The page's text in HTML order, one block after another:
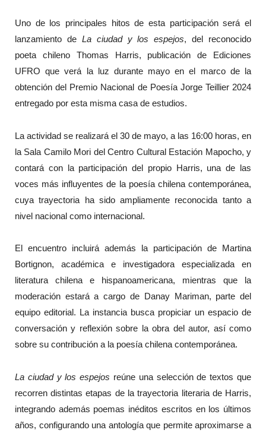
Uno de los principales hitos de esta participación será el
lanzamiento de La ciudad y los espejos, del reconocido
poeta chileno Thomas Harris, publicación de Ediciones
UFRO que verá la luz durante mayo en el marco de la
obtención del Premio Nacional de Poesía Jorge Teillier 2024
entregado por esta misma casa de estudios.
La actividad se realizará el 30 de mayo, a las 16:00 horas, en
la Sala Camilo Mori del Centro Cultural Estación Mapocho, y
contará con la participación del propio Harris, una de las
voces más influyentes de la poesía chilena contemporánea,
cuya trayectoria ha sido ampliamente reconocida tanto a
nivel nacional como internacional.
El encuentro incluirá además la participación de Martina
Bortignon, académica e investigadora especializada en
literatura chilena e hispanoamericana, mientras que la
moderación estará a cargo de Danay Mariman, parte del
equipo editorial. La instancia busca propiciar un espacio de
conversación y reflexión sobre la obra del autor, así como
sobre su contribución a la poesía chilena contemporánea.
La ciudad y los espejos reúne una selección de textos que
recorren distintas etapas de la trayectoria literaria de Harris,
integrando además poemas inéditos escritos en los últimos
años, configurando una antología que permite aproximarse a